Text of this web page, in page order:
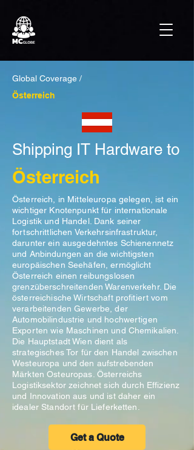
Global Coverage /
Österreich
Shipping IT Hardware to
Österreich
Österreich, in Mitteleuropa gelegen, ist ein
wichtiger Knotenpunkt für internationale
Logistik und Handel. Dank seiner
fortschrittlichen Verkehrsinfrastruktur,
darunter ein ausgedehntes Schienennetz
und Anbindungen an die wichtigsten
europäischen Seehäfen, ermöglicht
Österreich einen reibungslosen
grenzüberschreitenden Warenverkehr. Die
österreichische Wirtschaft profitiert vom
verarbeitenden Gewerbe, der
Automobilindustrie und hochwertigen
Exporten wie Maschinen und Chemikalien.
Die Hauptstadt Wien dient als
strategisches Tor für den Handel zwischen
Westeuropa und den aufstrebenden
Märkten Osteuropas. Österreichs
Logistiksektor zeichnet sich durch Effizienz
und Innovation aus und ist daher ein
idealer Standort für Lieferketten.
Get a Quote